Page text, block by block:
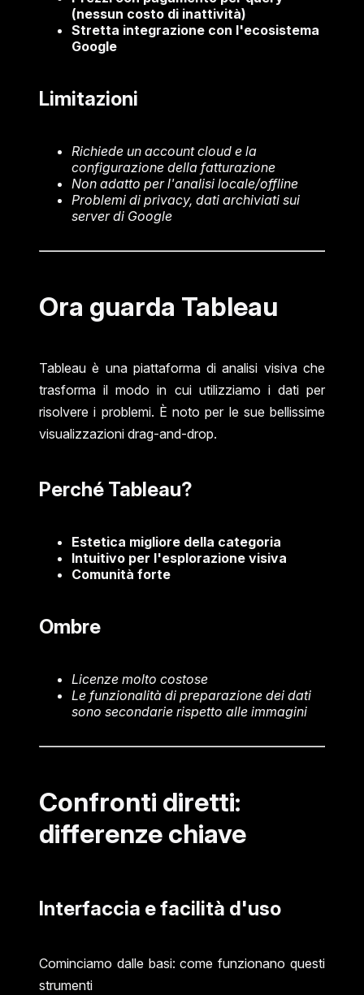
(nessun costo di inattività)
Stretta integrazione con l'ecosistema
Google
Limitazioni
Richiede un account cloud e la
configurazione della fatturazione
Non adatto per l'analisi locale/offline
Problemi di privacy, dati archiviati sui
server di Google
Ora guarda Tableau
Tableau è una piattaforma di analisi visiva che
trasforma il modo in cui utilizziamo i dati per
risolvere i problemi. È noto per le sue bellissime
visualizzazioni drag-and-drop.
Perché Tableau?
Estetica migliore della categoria
Intuitivo per l'esplorazione visiva
Comunità forte
Ombre
Licenze molto costose
Le funzionalità di preparazione dei dati
sono secondarie rispetto alle immagini
Confronti diretti:
differenze chiave
Interfaccia e facilità d'uso
Cominciamo dalle basi: come funzionano questi
strumenti